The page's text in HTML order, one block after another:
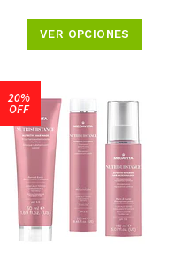
VER OPCIONES
20%
OFF